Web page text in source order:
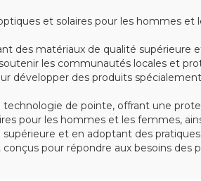
et solaires pour les hommes
des matériaux de qualité
les communautés locales et
développer des produits
de pointe, offrant une
pour les hommes et les femmes,
et en adoptant des
pour répondre aux besoins des